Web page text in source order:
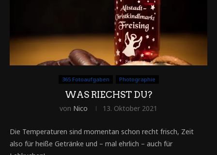
365 Fotoaufgaben Photographie
WAS RIECHST DU?
von Nico 13. Oktober 2021
Die Temperaturen sind momentan schon recht frisch, Zeit
also für heiße Getränke und – mal ehrlich – auch für